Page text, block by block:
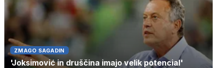
ZMAGO SAGADIN
'Joksimović in druščina imajo velik potencial'